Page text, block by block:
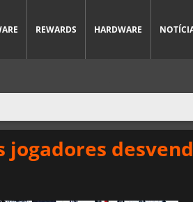
REWARDS HARDWARE